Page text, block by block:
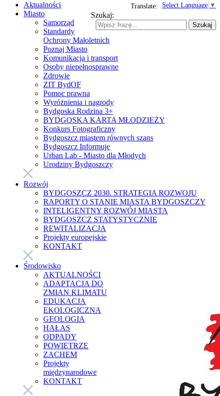
Select Language ▼
Translate:
Szukaj:
Szukaj
Aktualności
Miasto
Samorząd
Standardy
Ochrony Małoletnich
Poznaj Miasto
Komunikacja i transport
Osoby niepełnosprawne
Zdrowie
ZIT BydOF
Pomoc prawna
Wyróżnienia i nagrody
Bydgoska Rodzina 3+
BYDGOSKA KARTA MŁODZIEŻY
Konkurs Fotograficzny
Bydgoszcz miastem równych szans
Bydgoszcz Informuje
Urban Lab - Miasto dla Młodych
Urodziny Bydgoszczy
Rozwój
BYDGOSZCZ 2030. STRATEGIA ROZWOJU
RAPORTY O STANIE MIASTA BYDGOSZCZY
INTELIGENTNY ROZWÓJ MIASTA
BYDGOSZCZ STATYSTYCZNIE
REWITALIZACJA
Projekty europejskie
KONTAKT
Środowisko
AKTUALNOŚCI
ADAPTACJA DO
ZMIAN KLIMATU
EDUKACJA
EKOLOGICZNA
GEOLOGIA
HAŁAS
ODPADY
POWIETRZE
ZACHEM
Projekty
międzynarodowe
KONTAKT